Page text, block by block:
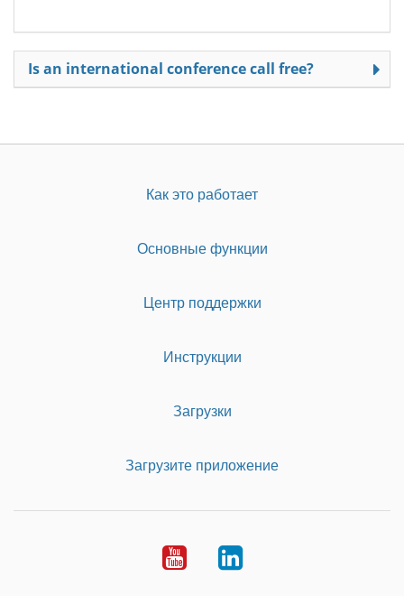
Is an international conference call free?
Как это работает
Основные функции
Центр поддержки
Инструкции
Загрузки
Загрузите приложение
YoutubeLinkedIn